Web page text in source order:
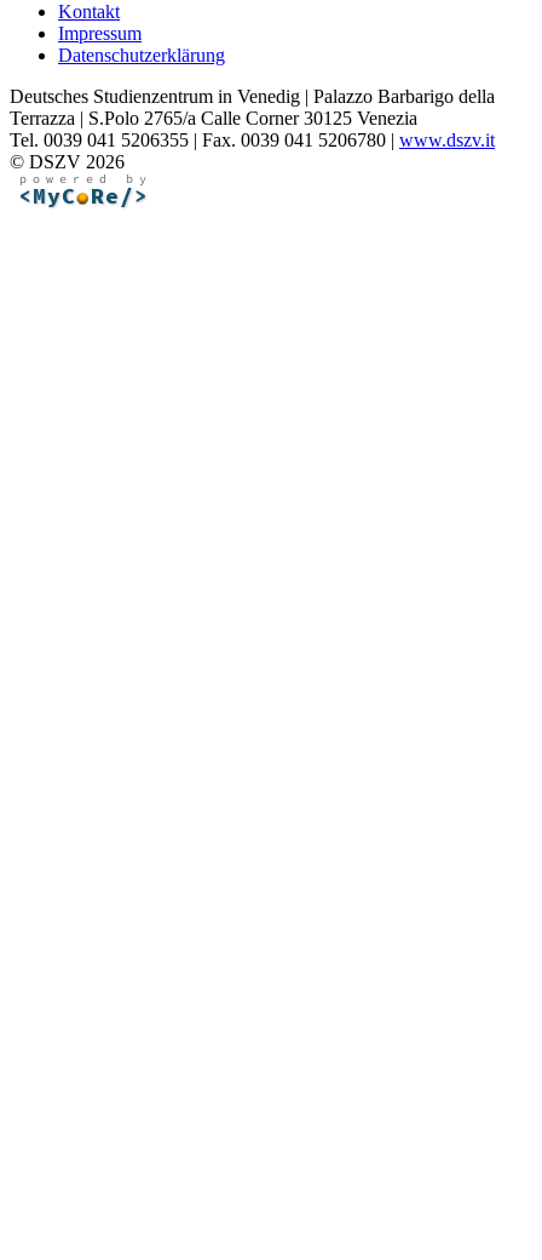
Kontakt
Impressum
Datenschutzerklärung
Deutsches Studienzentrum in Venedig | Palazzo Barbarigo della
Terrazza | S.Polo 2765/a Calle Corner 30125 Venezia
Tel. 0039 041 5206355 | Fax. 0039 041 5206780 | www.dszv.it
© DSZV 2026